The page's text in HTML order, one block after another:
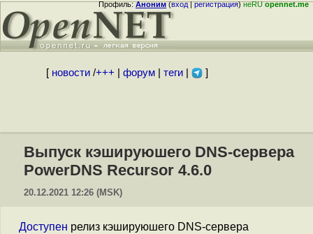
Профиль:Аноним(вход|регистрация)неRUopennet.me
[ новости/+++ форум| теги| ]
Выпуск кэшируюшего DNS-сервера
PowerDNS Recursor 4.6.0
20.12.2021 12:26 (MSK)
Доступен релиз кэшируюшего DNS-сервера